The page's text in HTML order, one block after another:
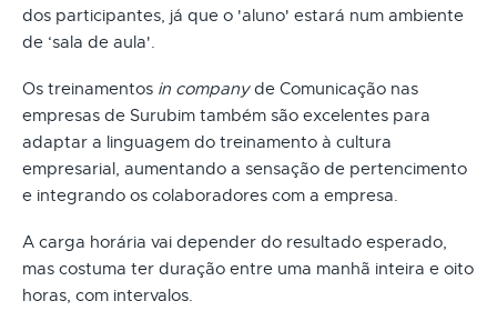
dos participantes, já que o 'aluno' estará num ambiente
de ‘sala de aula'.
Os treinamentos in companyde Comunicação nas
empresas de Surubim também são excelentes para
adaptar a linguagem do treinamento à cultura
empresarial, aumentando a sensação de pertencimento
e integrando os colaboradores com a empresa.
A carga horária vai depender do resultado esperado,
mas costuma ter duração entre uma manhã inteira e oito
horas, com intervalos.